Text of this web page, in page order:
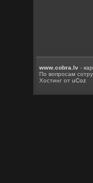
www.cobra.lv -
По вопросам
Хостинг отuCoz